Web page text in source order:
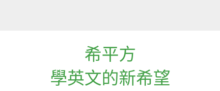
希平方
學英文的新希望